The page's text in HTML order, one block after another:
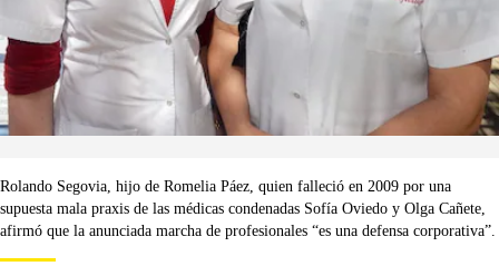
Rolando Segovia, hijo de Romelia Páez, quien falleció en 2009 por una
supuesta mala praxis de las médicas condenadas Sofía Oviedo y Olga Cañete,
afirmó que la anunciada marcha de profesionales “es una defensa corporativa”.